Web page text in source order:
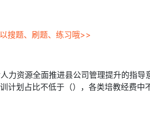
搜题、刷题、练习哦>>
力资源全面推进县公司管理提升的指导
计划占比不低于（），各类培教经费中